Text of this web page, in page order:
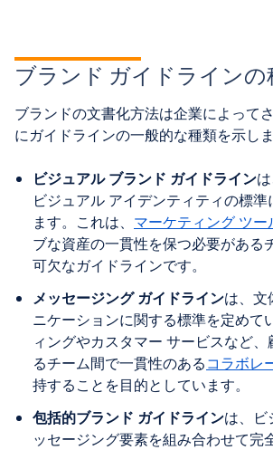
ブランド ガイドラインの
ブランドの文書化方法は企業によって
にガイドラインの一般的な種類を示しま
ビジュアル ブランド ガイドライン
ビジュアル アイデンティティの標
ます。これは、 マーケティング ツー
ブな資産の一貫性を保つ必要がある
可欠なガイドラインです。
メッセージング ガイドラインは、文
ニケーションに関する標準を定めて
ィングやカスタマー サービスなど
るチーム間で一貫性のあるコラボレ
持することを目的としています。
包括的ブランド ガイドラインは、ビ
ッセージング要素を組み合わせて完